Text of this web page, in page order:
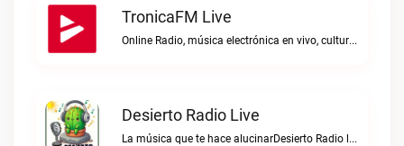
TronicaFM Live
Online Radio, música electrónica en vivo, cultura electrónica, Top 10 semanal, videos, descargasTronicaFM live
Desierto Radio Live
La música que te hace alucinarDesierto Radio live